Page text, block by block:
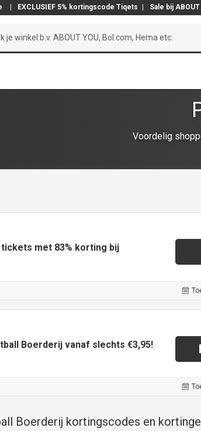
EXCLUSIEF 5% kortingscode Tiqets Sale bij
Voordelig
met 83% korting bij
Boerderij vanaf slechts €3,95!
Boerderij kortingscodes en